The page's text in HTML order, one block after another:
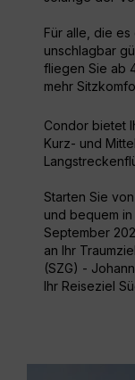
Für alle, die
unschlagbar
fliegen Sie ab
mehr
Condor bietet
Kurz- und
Starten Sie
und bequem
September
an Ihr
(SZG) -
Ihr Reiseziel